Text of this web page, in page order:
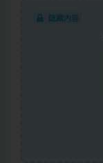
隐藏内容